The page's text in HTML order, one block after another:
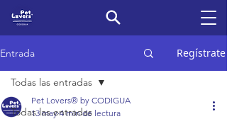
Entrada Regístrate
Todas las entradas
Todas las entradas
Pet Lovers® by CODIGUA
13 may 4 min de lectura